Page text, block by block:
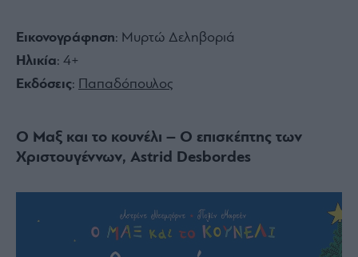
Εικονογράφηση: Μυρτώ Δεληβοριά
Ηλικία: 4+
Εκδόσεις: Παπαδόπουλος
Ο Μαξ και το κουνέλι – Ο επισκέπτης των
Χριστουγέννων, Astrid Desbordes